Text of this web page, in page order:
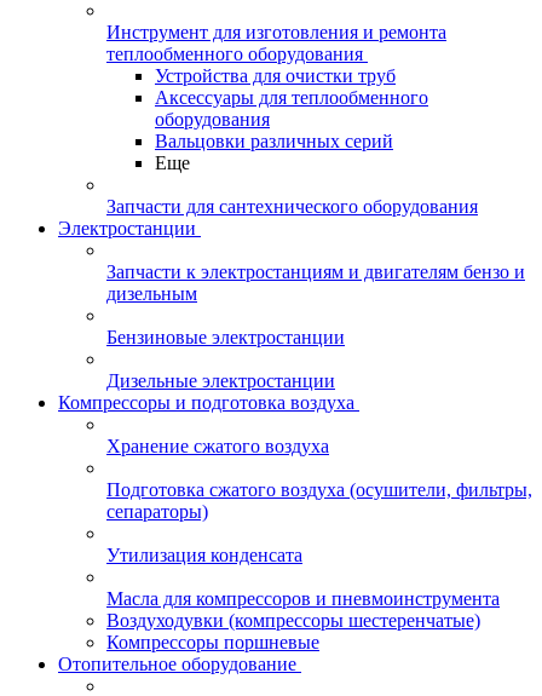
Инструмент для изготовления и ремонта
теплообменного оборудования
Устройства для очистки труб
Аксессуары для теплообменного
оборудования
Вальцовки различных серий
Еще
Запчасти для сантехнического оборудования
Электростанции
Запчасти к электростанциям и двигателям бензо и
дизельным
Бензиновые электростанции
Дизельные электростанции
Компрессоры и подготовка воздуха
Хранение сжатого воздуха
Подготовка сжатого воздуха (осушители, фильтры,
сепараторы)
Утилизация конденсата
Масла для компрессоров и пневмоинструмента
Воздуходувки (компрессоры шестеренчатые)
Компрессоры поршневые
Отопительное оборудование